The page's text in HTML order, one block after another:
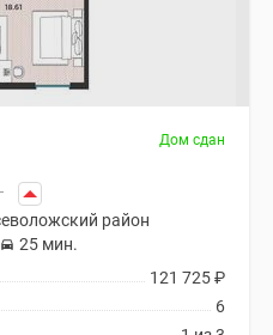
Дом сдан
район
25 мин.
121 725₽
6